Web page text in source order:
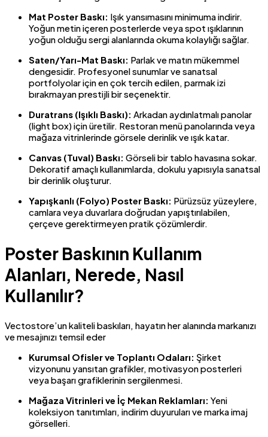
Mat Poster Baskı: Işık yansımasını minimuma indirir.
Yoğun metin içeren posterlerde veya spot ışıklarının
yoğun olduğu sergi alanlarında okuma kolaylığı sağlar.
Saten/Yarı-Mat Baskı: Parlak ve matın mükemmel
dengesidir. Profesyonel sunumlar ve sanatsal
portfolyolar için en çok tercih edilen, parmak izi
bırakmayan prestijli bir seçenektir.
Duratrans (Işıklı Baskı): Arkadan aydınlatmalı panolar
(light box) için üretilir. Restoran menü panolarında veya
mağaza vitrinlerinde görsele derinlik ve ışık katar.
Canvas (Tuval) Baskı: Görseli bir tablo havasına sokar.
Dekoratif amaçlı kullanımlarda, dokulu yapısıyla sanatsal
bir derinlik oluşturur.
Yapışkanlı (Folyo) Poster Baskı: Pürüzsüz yüzeylere,
camlara veya duvarlara doğrudan yapıştırılabilen,
çerçeve gerektirmeyen pratik çözümlerdir.
Poster Baskının Kullanım
Alanları, Nerede, Nasıl
Kullanılır?
Vectostore’un kaliteli baskıları, hayatın her alanında markanızı
ve mesajınızı temsil eder
Kurumsal Ofisler ve Toplantı Odaları: Şirket
vizyonunu yansıtan grafikler, motivasyon posterleri
veya başarı grafiklerinin sergilenmesi.
Mağaza Vitrinleri ve İç Mekan Reklamları: Yeni
koleksiyon tanıtımları, indirim duyuruları ve marka imaj
görselleri.